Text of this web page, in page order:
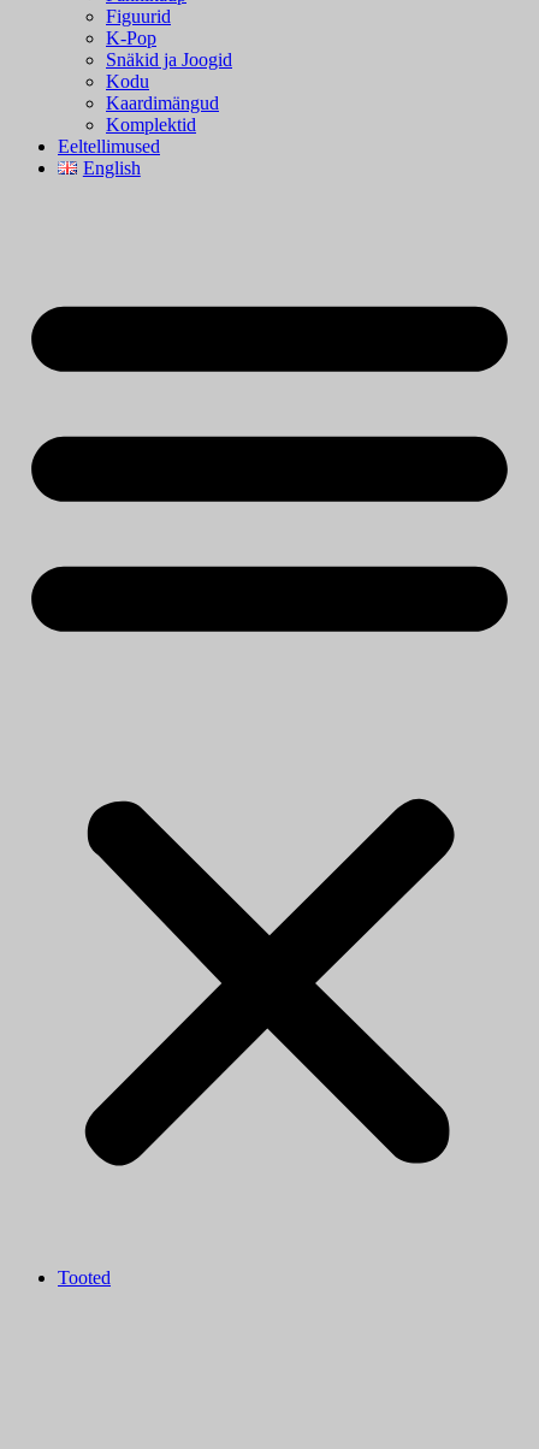
Figuurid
K-Pop
Snäkid ja Joogid
Kodu
Kaardimängud
Komplektid
Eeltellimused
English
Tooted